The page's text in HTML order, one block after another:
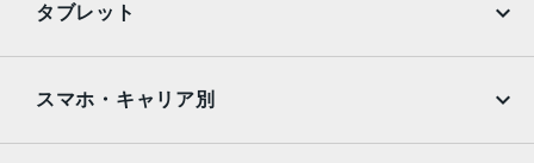
絞り値、第2世代のセンサーシフト光学式手ぶれ補正、10
アウト、6倍の光学ズームレンジ最大15倍のデジタルズーム
TrueDepthカメラ
AQUOS
OPPO Android
タブレット
スマホ・キャリア別